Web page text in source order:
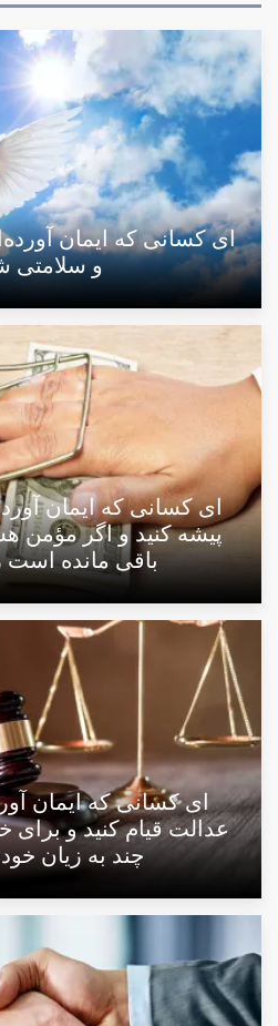
اى کسانی که ایمان
و سلامتی
اى كسانى كه ايمان
پیشه كنيد و اگر مؤمن
باقى مانده است
اى كسانى كه ايمان
عدالت قيام كنيد و براى
چند به زيان